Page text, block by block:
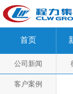
首页
公司新闻
客户案例